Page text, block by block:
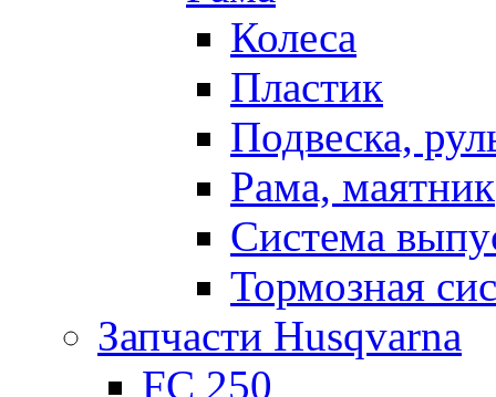
Колеса
Пластик
Подвеска,
Рама, маятник
Система
Тормозная
Запчасти Husqvarna
FC 250